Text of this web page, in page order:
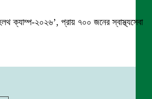
ক্যাম্প-২০২৬’, প্রায় ৭০০ জনের স্বাস্থ্যসেবা